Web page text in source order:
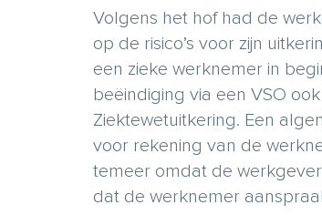
Volgens het hof had de
op de risico’s voor zijn
een zieke werknemer in
beëindiging via een VSO
Ziektewetuitkering. Een
voor rekening van de
temeer omdat de
dat de werknemer